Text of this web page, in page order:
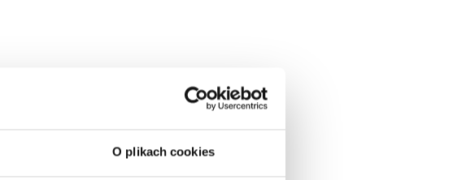
O plikach cookies